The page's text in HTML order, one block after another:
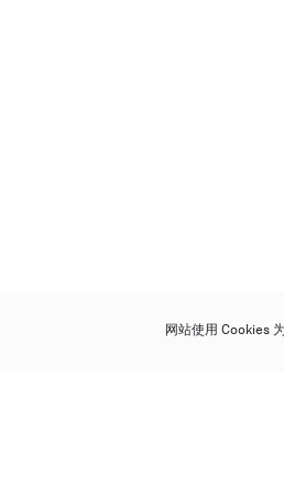
网站使用 Cookies